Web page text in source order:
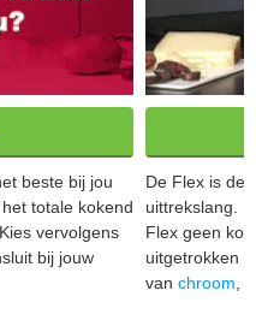
beste bij jou
totale kokend
vervolgens
bij jouw
De Flex is de
uittrekslang.
Flex geen
uitgetrokken
van chroom